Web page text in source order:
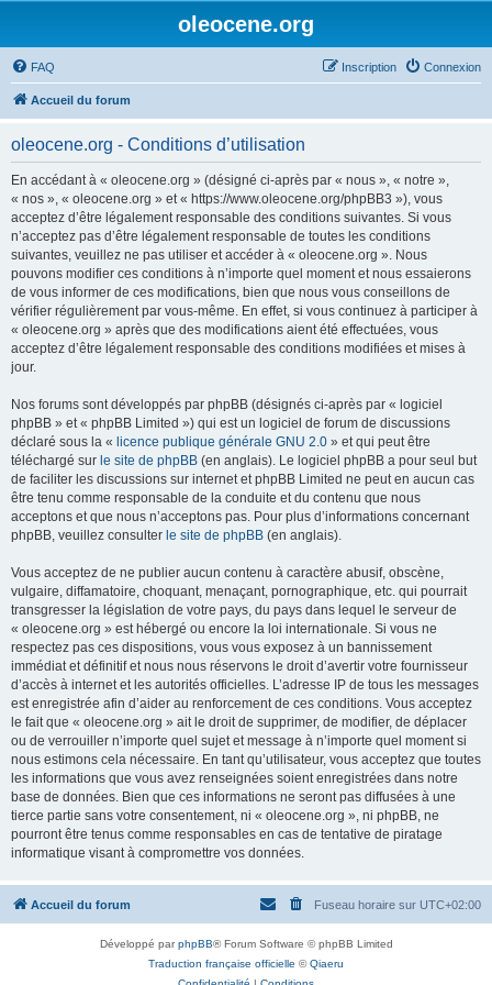
oleocene.org
FAQ Connexion
Inscription
Accueil du forum
oleocene.org - Conditions d’utilisation
En accédant à « oleocene.org » (désigné ci-après par « nous », « notre »,
« nos », « oleocene.org » et « https://www.oleocene.org/phpBB3 »), vous
acceptez d’être légalement responsable des conditions suivantes. Si vous
n’acceptez pas d’être légalement responsable de toutes les conditions
suivantes, veuillez ne pas utiliser et accéder à « oleocene.org ». Nous
pouvons modifier ces conditions à n’importe quel moment et nous essaierons
de vous informer de ces modifications, bien que nous vous conseillons de
vérifier régulièrement par vous-même. En effet, si vous continuez à participer à
« oleocene.org » après que des modifications aient été effectuées, vous
acceptez d’être légalement responsable des conditions modifiées et mises à
jour.
Nos forums sont développés par phpBB (désignés ci-après par « logiciel
phpBB » et « phpBB Limited ») qui est un logiciel de forum de discussions
déclaré sous la « licence publique générale GNU 2.0 » et qui peut être
téléchargé sur le site de phpBB (en anglais). Le logiciel phpBB a pour seul but
de faciliter les discussions sur internet et phpBB Limited ne peut en aucun cas
être tenu comme responsable de la conduite et du contenu que nous
acceptons et que nous n’acceptons pas. Pour plus d’informations concernant
phpBB, veuillez consulter le site de phpBB (en anglais).
Vous acceptez de ne publier aucun contenu à caractère abusif, obscène,
vulgaire, diffamatoire, choquant, menaçant, pornographique, etc. qui pourrait
transgresser la législation de votre pays, du pays dans lequel le serveur de
« oleocene.org » est hébergé ou encore la loi internationale. Si vous ne
respectez pas ces dispositions, vous vous exposez à un bannissement
immédiat et définitif et nous nous réservons le droit d’avertir votre fournisseur
d’accès à internet et les autorités officielles. L’adresse IP de tous les messages
est enregistrée afin d’aider au renforcement de ces conditions. Vous acceptez
le fait que « oleocene.org » ait le droit de supprimer, de modifier, de déplacer
ou de verrouiller n’importe quel sujet et message à n’importe quel moment si
nous estimons cela nécessaire. En tant qu’utilisateur, vous acceptez que toutes
les informations que vous avez renseignées soient enregistrées dans notre
base de données. Bien que ces informations ne seront pas diffusées à une
tierce partie sans votre consentement, ni « oleocene.org », ni phpBB, ne
pourront être tenus comme responsables en cas de tentative de piratage
informatique visant à compromettre vos données.
Accueil du forum Fuseau horaire sur UTC+02:00
Développé parphpBB® Forum Software © phpBB Limited
Traduction française officielle ©Qiaeru